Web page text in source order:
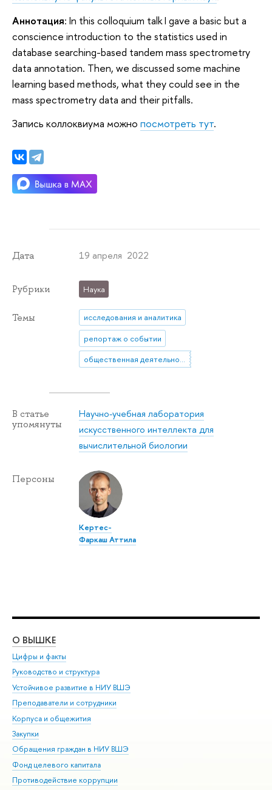
Аннотация: In this colloquium talk I gave a basic but a
conscience introduction to the statistics used in
database searching-based tandem mass spectrometry
data annotation. Then, we discussed some machine
learning based methods, what they could see in the
mass spectrometry data and their pitfalls.
Запись коллоквиума можно посмотреть тут.
Дата 19 апреля 2022
Рубрики Наука
Темы
исследования и аналитика
репортаж о событии
общественная деятельность
В статье
упомянуты
Научно-учебная лаборатория
искусственного интеллекта для
вычислительной биологии
Персоны
Кертес-
Фаркаш Аттила
О ВЫШКЕ
Цифры и факты
Руководство и структура
Устойчивое развитие в НИУ ВШЭ
Преподаватели и сотрудники
Корпуса и общежития
Закупки
Обращения граждан в НИУ ВШЭ
Фонд целевого капитала
Противодействие коррупции